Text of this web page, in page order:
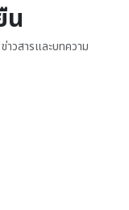
น
ข่าวสารและบทความ